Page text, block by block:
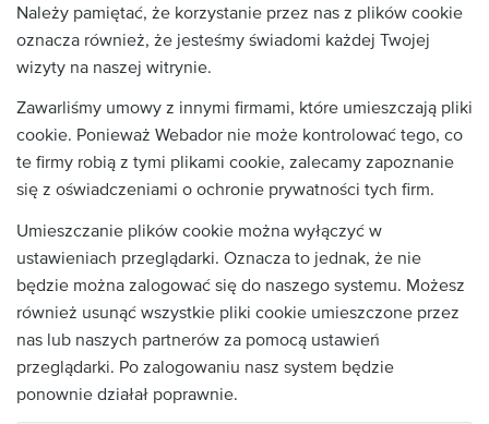
Należy pamiętać, że korzystanie przez nas z plików cookie
oznacza również, że jesteśmy świadomi każdej Twojej
wizyty na naszej witrynie.
Zawarliśmy umowy z innymi firmami, które umieszczają pliki
cookie. Ponieważ Webador nie może kontrolować tego, co
te firmy robią z tymi plikami cookie, zalecamy zapoznanie
się z oświadczeniami o ochronie prywatności tych firm.
Umieszczanie plików cookie można wyłączyć w
ustawieniach przeglądarki. Oznacza to jednak, że nie
będzie można zalogować się do naszego systemu. Możesz
również usunąć wszystkie pliki cookie umieszczone przez
nas lub naszych partnerów za pomocą ustawień
przeglądarki. Po zalogowaniu nasz system będzie
ponownie działał poprawnie.